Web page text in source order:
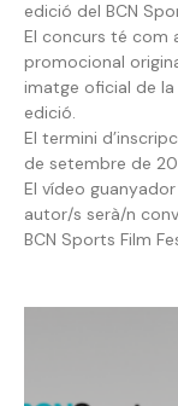
edició del BCN
El concurs té com
promocional
imatge oficial de
edició.
El termini
de setembre de
El vídeo
autor/s serà/n
BCN Sports Film